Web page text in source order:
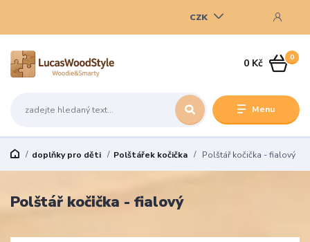
Menu
CZK
0
0 Kč
doplňky pro děti Polštářek kočička Polštář kočička - fialový
Polštář kočička - fialový